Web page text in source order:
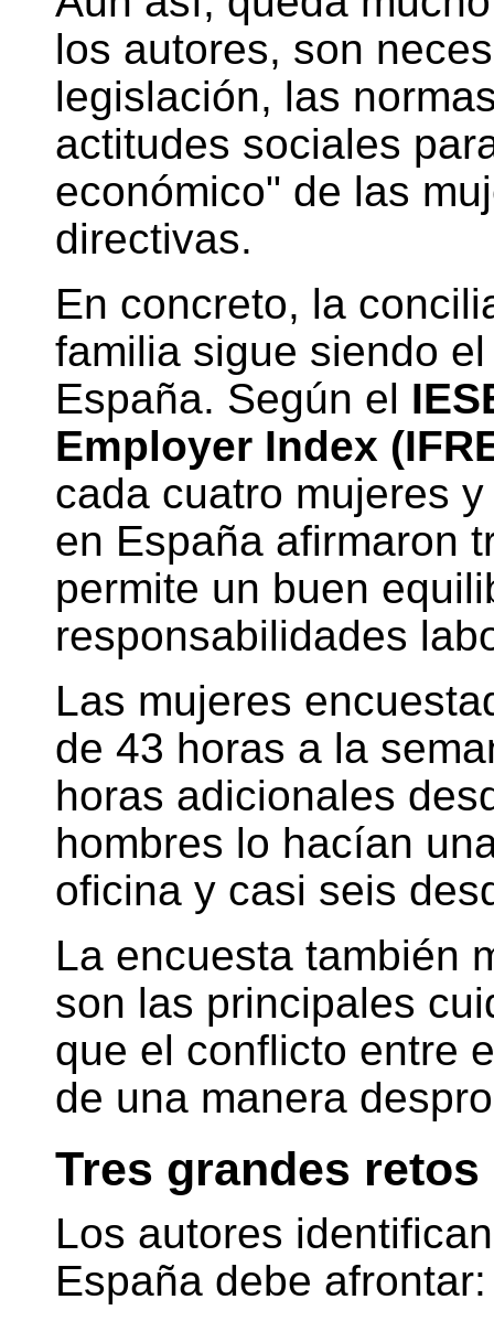
los autores, son
legislación, las
actitudes sociales
económico" de las
directivas.
En concreto, la
familia sigue siendo
España. Según el
Employer Index
cada cuatro mujeres
en España afirmaron
permite un buen
responsabilidades
Las mujeres
de 43 horas a la
horas adicionales
hombres lo hacían
oficina y casi seis
La encuesta también
son las principales
que el conflicto entre
de una manera
Tres grandes retos
Los autores
España debe afrontar: